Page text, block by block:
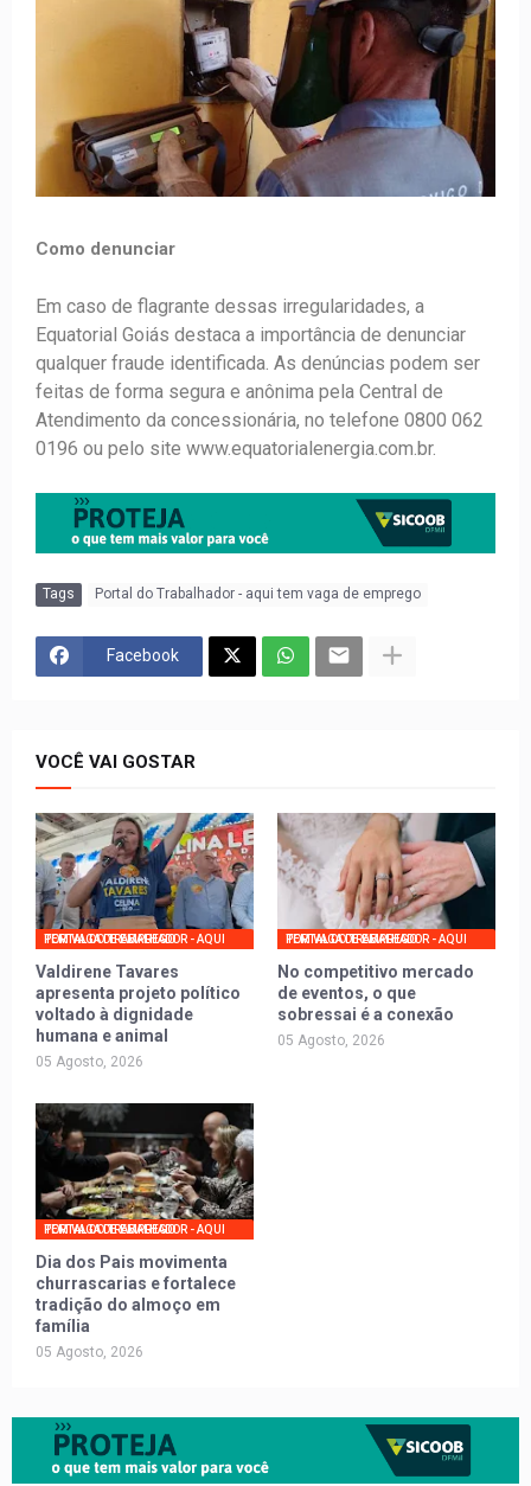
Como denunciar
Em caso de flagrante dessas irregularidades, a
Equatorial Goiás destaca a importância de denunciar
qualquer fraude identificada. As denúncias podem ser
feitas de forma segura e anônima pela Central de
Atendimento da concessionária, no telefone 0800 062
0196 ou pelo site www.equatorialenergia.com.br.
Tags Portal do Trabalhador - aqui tem vaga de emprego
Facebook
VOCÊ VAI GOSTAR
PORTAL DO TRABALHADOR - AQUI TEM VAGA DE EMPREGO
Valdirene Tavares
apresenta projeto político
voltado à dignidade
humana e animal
05 Agosto, 2026
PORTAL DO TRABALHADOR - AQUI TEM VAGA DE EMPREGO
No competitivo mercado
de eventos, o que
sobressai é a conexão
05 Agosto, 2026
PORTAL DO TRABALHADOR - AQUI TEM VAGA DE EMPREGO
Dia dos Pais movimenta
churrascarias e fortalece
tradição do almoço em
família
05 Agosto, 2026